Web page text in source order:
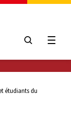
étudiants du